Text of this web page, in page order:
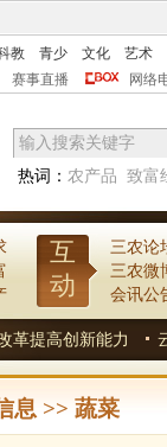
教 青少 文化
艺术
赛事直播 网络
热词： 农产品 致富
互
动
三农论
三农微
会讯公
提高创新能力 云
息 >> 蔬菜